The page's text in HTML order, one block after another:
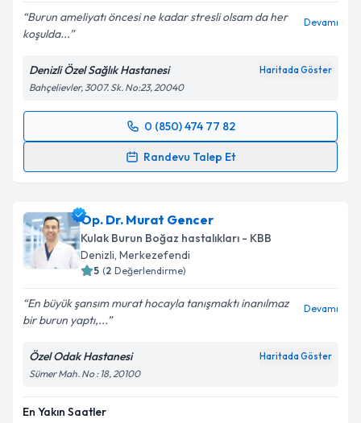
Burun ameliyatı öncesi ne kadar stresli olsam da her
koşulda...
Devamı
Denizli Özel Sağlık Hastanesi Haritada Göster
Bahçelievler, 3007. Sk. No:23, 20040
0 (850) 474 77 82
Randevu Talep Et
Randevu Takvimi Talebi
takvim hazırlandığında e-posta ile bilgilendireceğiz.
E-posta Adresiniz
Kişisel verilerimin işlenmesine ilişkin
kapsamda işlenmesini kabul ediyorum.
Op. Dr. Murat Gencer
Kulak Burun Boğaz hastalıkları - KBB
Denizli, Merkezefendi
5 (2 Değerlendirme)
En büyük şansım murat hocayla tanışmaktı inanılmaz
bir burun yaptı,...
Devamı
Özel Odak Hastanesi Haritada Göster
Sümer Mah. No : 18, 20100
En Yakın Saatler